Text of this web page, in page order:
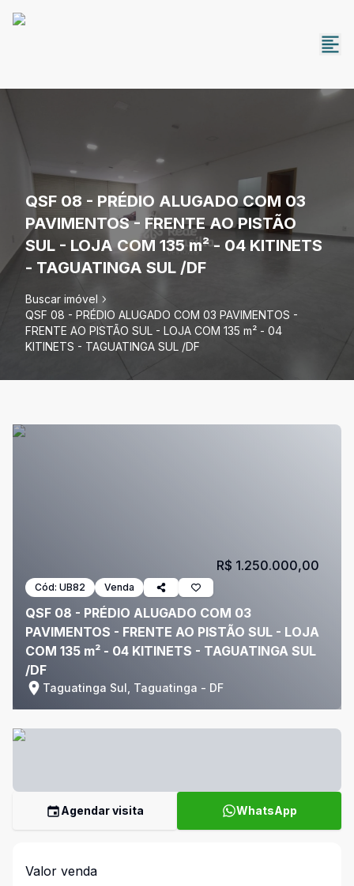
QSF 08 - PRÉDIO ALUGADO COM 03
PAVIMENTOS - FRENTE AO PISTÃO
SUL - LOJA COM 135 m² - 04 KITINETS
- TAGUATINGA SUL /DF
Buscar imóvel
QSF 08 - PRÉDIO ALUGADO COM 03 PAVIMENTOS -
FRENTE AO PISTÃO SUL - LOJA COM 135 m² - 04
KITINETS - TAGUATINGA SUL /DF
Cód: UB82 Venda
QSF 08 - PRÉDIO ALUGADO COM 03
PAVIMENTOS - FRENTE AO PISTÃO SUL - LOJA
COM 135 m² - 04 KITINETS - TAGUATINGA SUL
/DF
Taguatinga Sul, Taguatinga - DF
R$ 1.250.000,00
Agendar visita WhatsApp
Valor venda